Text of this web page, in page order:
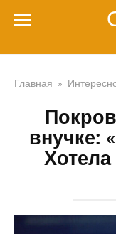
Главная »
внучке: